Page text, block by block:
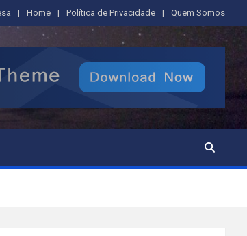
Home Política de Privacidade Quem Somos